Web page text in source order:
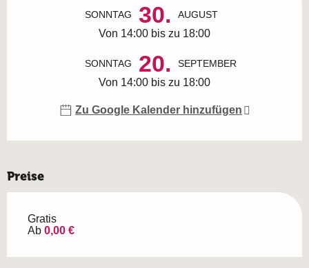
SONNTAG 30. AUGUST
Von 14:00 bis zu 18:00
SONNTAG 20. SEPTEMBER
Von 14:00 bis zu 18:00
Zu Google Kalender hinzufügen
Preise
Gratis
Ab 0,00 €